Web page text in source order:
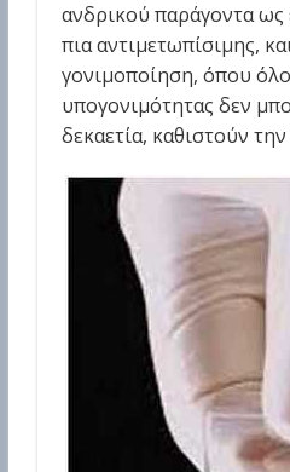
ανδρικού παράγοντα ως
πια αντιμετωπίσιμης,
γονιμοποίηση, όπου
υπογονιμότητας δεν
δεκαετία, καθιστούν